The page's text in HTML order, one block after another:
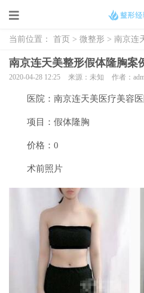
当前位置： 首页 > 微整形 > 南京连
南京连天美整形假体隆胸案
2020-04-28 12:25 来源：未知 作者：
医院：南京连天美医疗美容医
项目：假体隆胸
价格：0
术前照片